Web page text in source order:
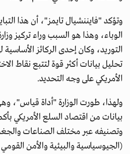
وتؤكد "فايننشيال تايمز"، أن هذا
الوباء، وهذا هو السبب وراء تركيز
التوريد، وكان إحدى الركائز
تحليل بيانات أكثر قوة لتتبع نقاط
الأمريكي على وجه التحديد.
ولهذا، طورت الوزارة "أداة
بيانات من اقتصاد السلع الأمريكي
وتصنيفه عبر مختلف الصناعات
(الجيوسياسية والبيئية والأمن